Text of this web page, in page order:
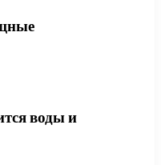
воды и